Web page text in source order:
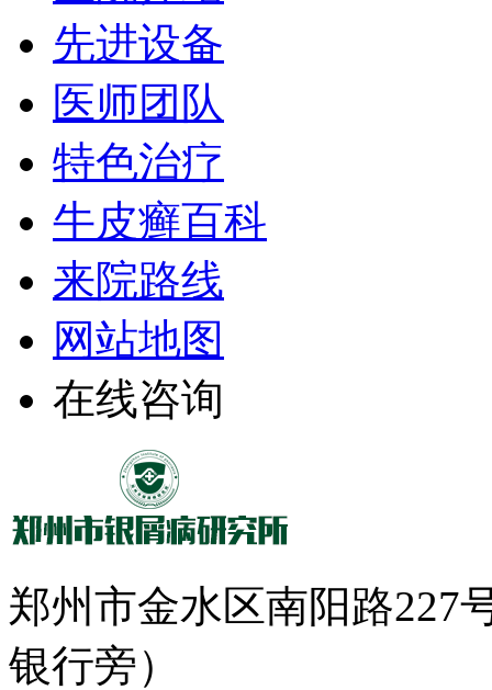
先进设备
医师团队
特色治疗
牛皮癣百科
来院路线
网站地图
在线咨询
郑州市金水区南阳路227
银行旁）